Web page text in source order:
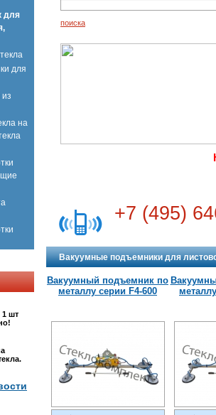
для
для
на
1 шт
поиска
+7 (495)
Вакуумные подъемники для
Вакуумный подъемник по
металлу серии F4-600